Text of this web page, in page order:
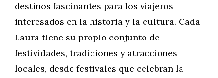
destinos fascinantes para los viajeros
interesados en la historia y la cultura. Cada
Laura tiene su propio conjunto de
festividades, tradiciones y atracciones
locales, desde festivales que celebran la